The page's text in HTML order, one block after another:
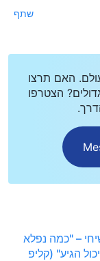
שתף
האם תרצו
הצטרפו
– "כמה נפלא
הגיע" (קליפ